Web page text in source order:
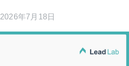
2026年7月18日